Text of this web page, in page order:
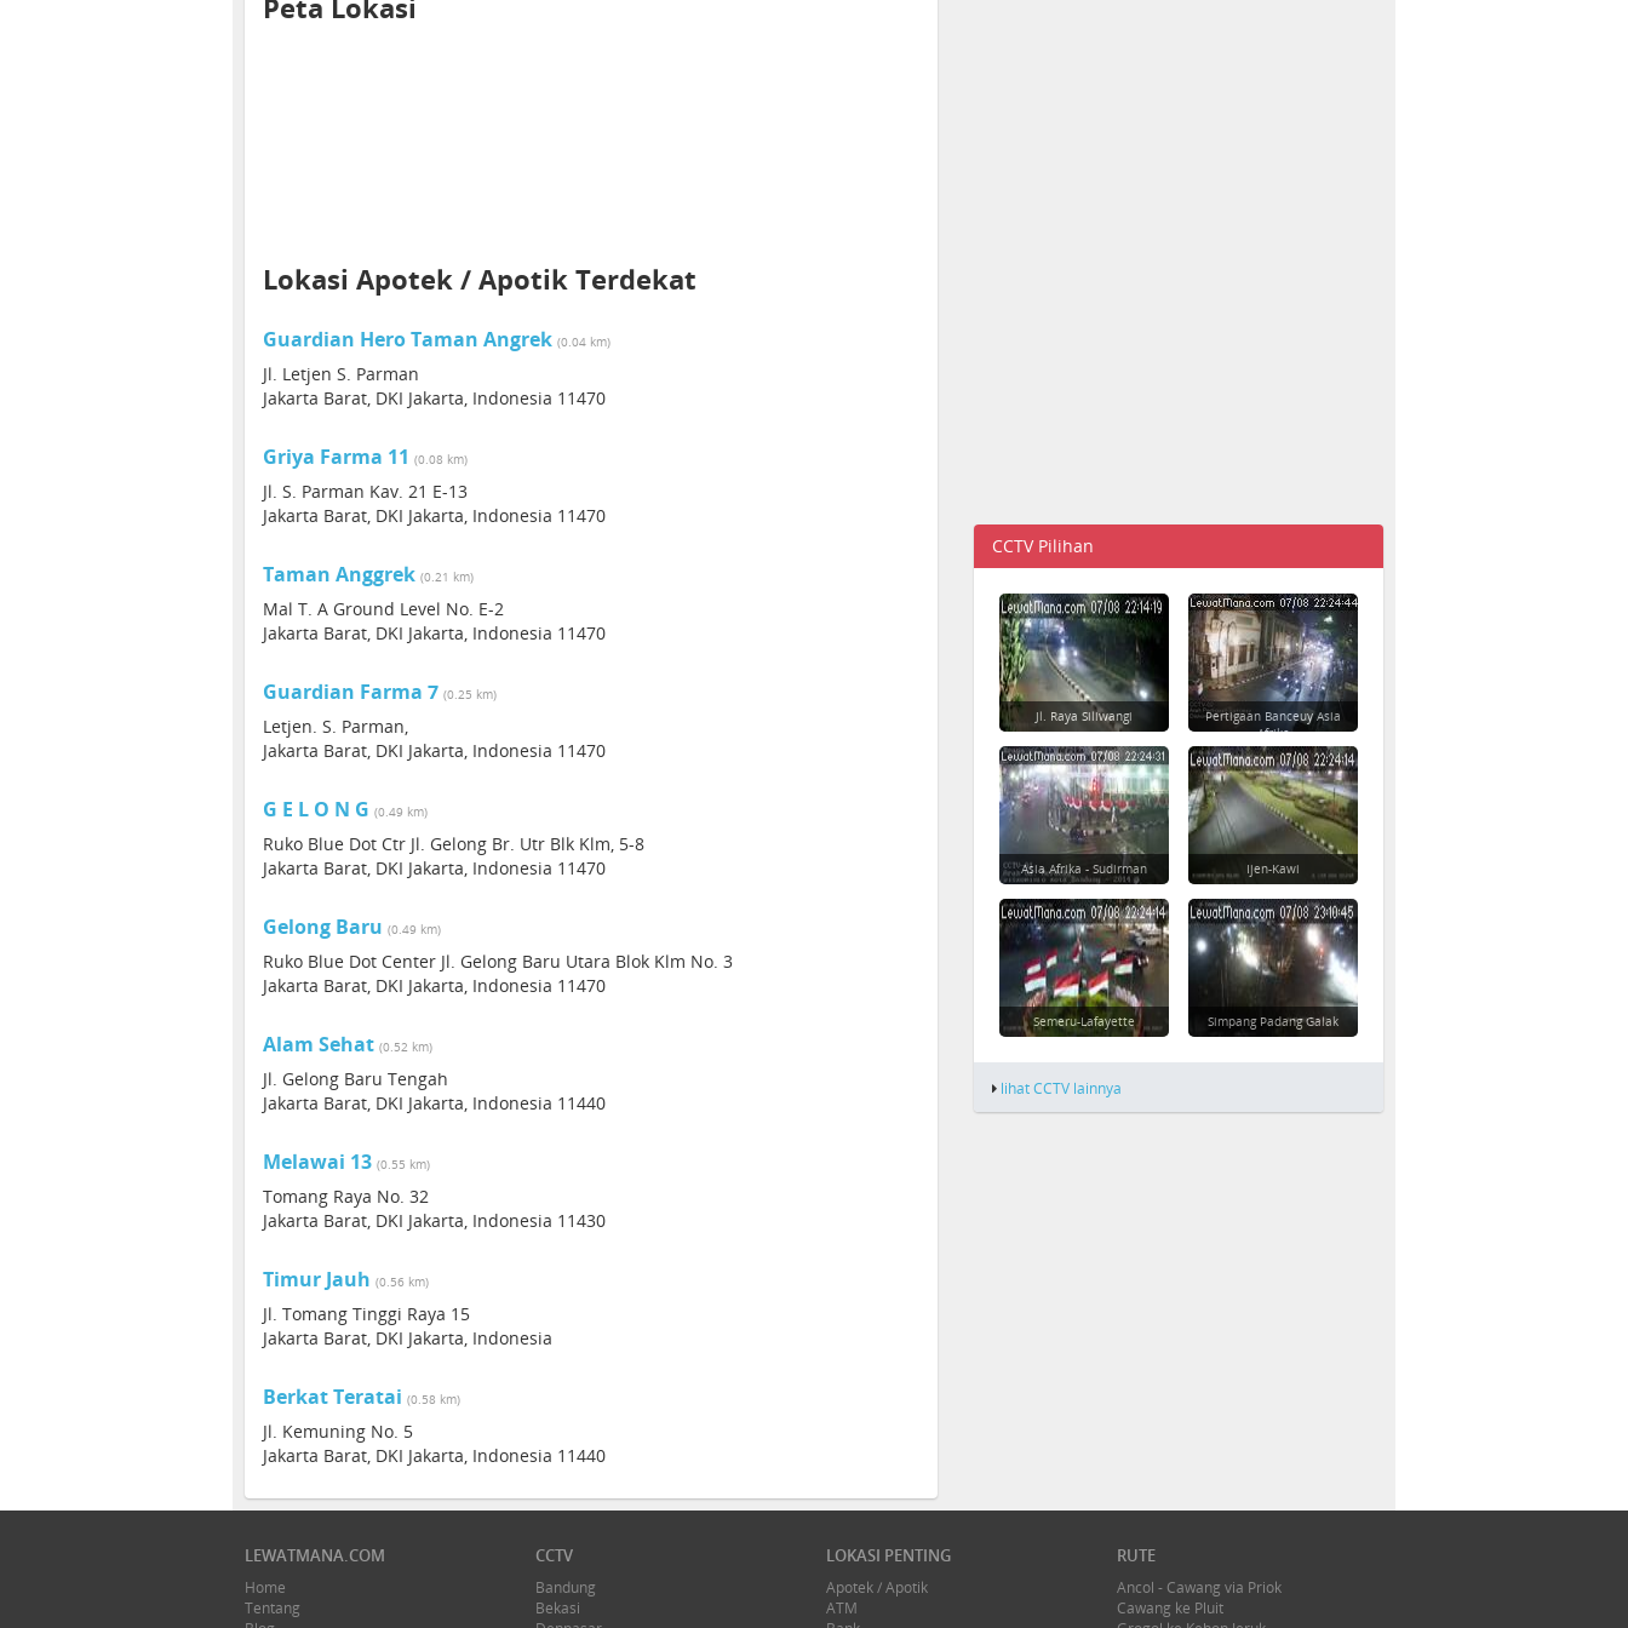
Peta Lokasi
Lokasi Apotek / Apotik Terdekat
Guardian Hero Taman Angrek (0.04 km)
Jl. Letjen S. Parman
Jakarta Barat, DKI Jakarta, Indonesia 11470
Griya Farma 11 (0.08 km)
Jl. S. Parman Kav. 21 E-13
Jakarta Barat, DKI Jakarta, Indonesia 11470
Taman Anggrek (0.21 km)
Mal T. A Ground Level No. E-2
Jakarta Barat, DKI Jakarta, Indonesia 11470
Guardian Farma 7 (0.25 km)
Letjen. S. Parman,
Jakarta Barat, DKI Jakarta, Indonesia 11470
G E L O N G (0.49 km)
Ruko Blue Dot Ctr Jl. Gelong Br. Utr Blk Klm, 5-8
Jakarta Barat, DKI Jakarta, Indonesia 11470
Gelong Baru (0.49 km)
Ruko Blue Dot Center Jl. Gelong Baru Utara Blok Klm No. 3
Jakarta Barat, DKI Jakarta, Indonesia 11470
Alam Sehat (0.52 km)
Jl. Gelong Baru Tengah
Jakarta Barat, DKI Jakarta, Indonesia 11440
Melawai 13 (0.55 km)
Tomang Raya No. 32
Jakarta Barat, DKI Jakarta, Indonesia 11430
Timur Jauh (0.56 km)
Jl. Tomang Tinggi Raya 15
Jakarta Barat, DKI Jakarta, Indonesia
Berkat Teratai (0.58 km)
Jl. Kemuning No. 5
Jakarta Barat, DKI Jakarta, Indonesia 11440
CCTV Pilihan
Jl. Raya Siliwangi
Pertigaan Banceuy Asia
Afrika
Asia Afrika - Sudirman Ijen-Kawi
Semeru-Lafayette Simpang Padang Galak
lihat CCTV lainnya
LEWATMANA.COM
Home
Tentang
CCTV
Bandung
Bekasi
LOKASI PENTING
Apotek / Apotik
ATM
RUTE
Ancol - Cawang via Priok
Cawang ke Pluit